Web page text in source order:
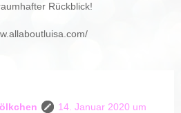
Rückblick!
14. Januar 2020 um